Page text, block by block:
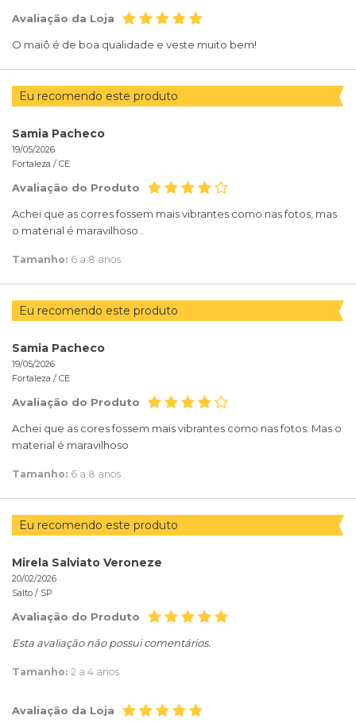
Avaliação da Loja
O maiô é de boa qualidade e veste muito bem!
Eu recomendo este produto
Samia Pacheco
19/05/2026
Fortaleza / CE
Avaliação do Produto
Achei que as corres fossem mais vibrantes como nas fotos, mas
o material é maravilhoso .
Tamanho: 6 a 8 anos
Eu recomendo este produto
Samia Pacheco
19/05/2026
Fortaleza / CE
Avaliação do Produto
Achei que as cores fossem mais vibrantes como nas fotos. Mas o
material é maravilhoso
Tamanho: 6 a 8 anos
Eu recomendo este produto
Mirela Salviato Veroneze
20/02/2026
Salto / SP
Avaliação do Produto
Esta avaliação não possui comentários.
Tamanho: 2 a 4 anos
Avaliação da Loja